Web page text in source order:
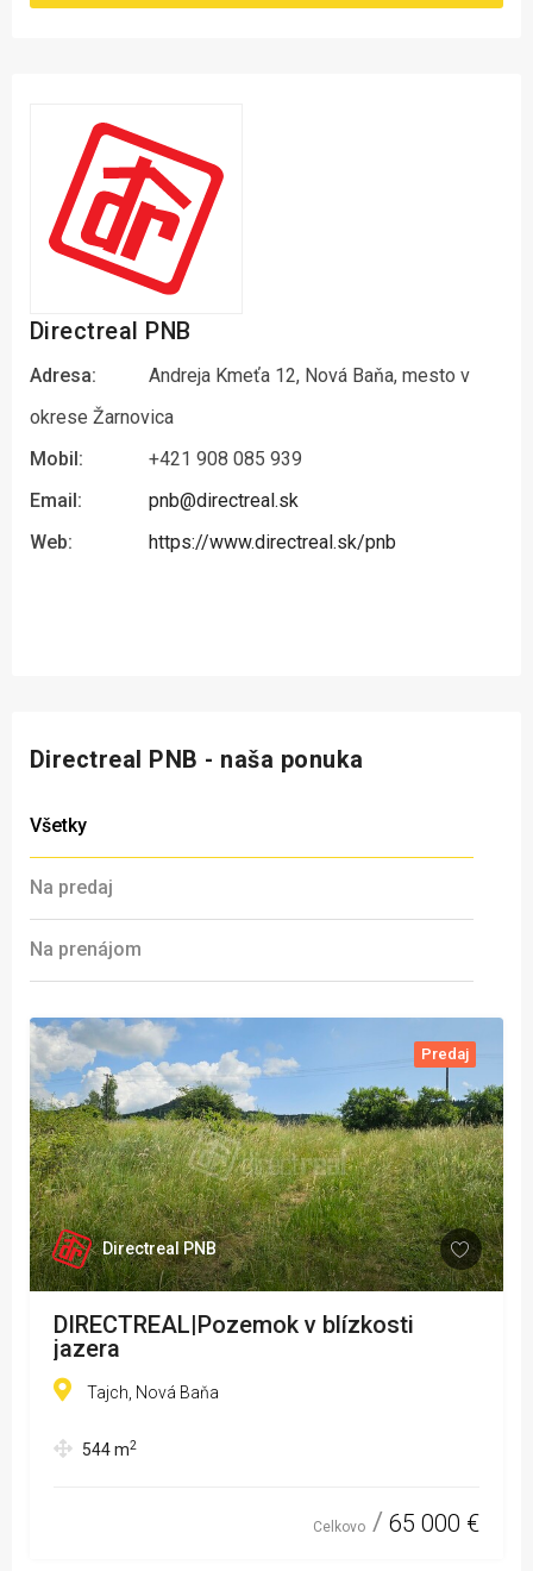
Directreal PNB
Adresa:
Andreja Kmeťa 12, Nová Baňa, mesto v
okrese Žarnovica
Mobil:
+421 908 085 939
Email:
pnb@directreal.sk
Web:
https://www.directreal.sk/pnb
Directreal PNB - naša ponuka
Všetky
Na predaj
Na prenájom
Predaj
Directreal PNB
DIRECTREAL|Pozemok v blízkosti
jazera
Tajch, Nová Baňa
544m2
Celkovo 65 000 €